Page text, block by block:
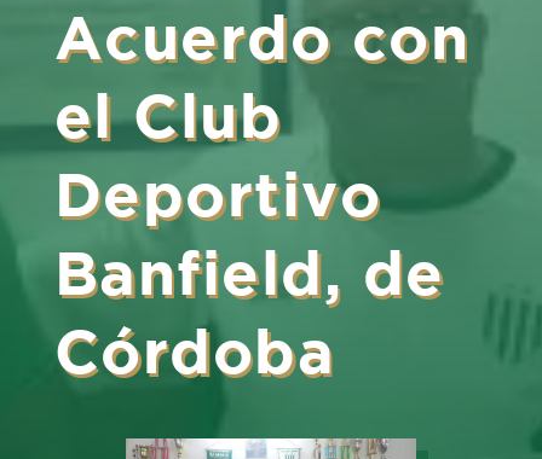
Acuerdo con
el Club
Deportivo
Banfield, de
Córdoba